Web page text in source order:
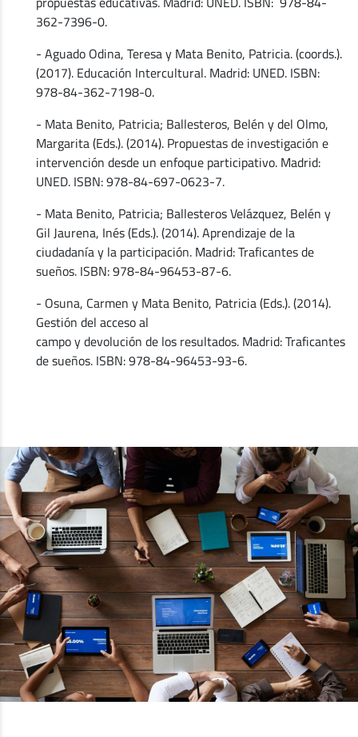
362-7396-0.
- Aguado Odina, Teresa y Mata Benito, Patricia. (coords.).
(2017). Educación Intercultural. Madrid: UNED. ISBN:
978-84-362-7198-0.
- Mata Benito, Patricia; Ballesteros, Belén y del Olmo,
Margarita (Eds.). (2014). Propuestas de investigación e
intervención desde un enfoque participativo. Madrid:
UNED. ISBN: 978-84-697-0623-7.
- Mata Benito, Patricia; Ballesteros Velázquez, Belén y
Gil Jaurena, Inés (Eds.). (2014). Aprendizaje de la
ciudadanía y la participación. Madrid: Traficantes de
sueños. ISBN: 978-84-96453-87-6.
- Osuna, Carmen y Mata Benito, Patricia (Eds.). (2014).
Gestión del acceso al
campo y devolución de los resultados. Madrid: Traficantes
de sueños. ISBN: 978-84-96453-93-6.